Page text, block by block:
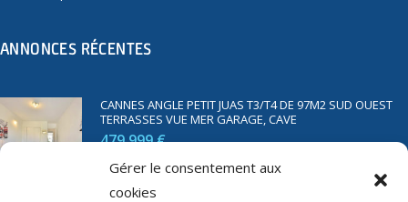
Gérer le consentement aux
cookies
ANNONCES RÉCENTES
CANNES ANGLE PETIT JUAS T3/T4 DE 97M2 SUD OUEST
TERRASSES VUE MER GARAGE, CAVE
479 999 €